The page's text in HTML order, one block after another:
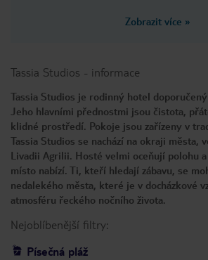
Zobrazit více »
Tassia Studios - informace
Tassia Studios je rodinný hotel
Jeho hlavními přednostmi jsou čistota,
klidné prostředí. Pokoje jsou zařízeny v
Tassia Studios se nachází na okraji města,
Livadii Agrilii. Hosté velmi oceňují polohu
místo nabízí. Ti, kteří hledají zábavu, se
nedalekého města, které je v docházkové
atmosféru řeckého nočního života.
Nejoblíbenější filtry:
Písečná pláž